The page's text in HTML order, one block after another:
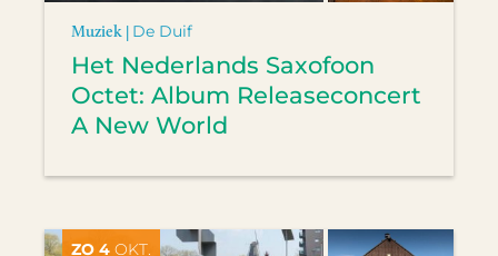
Muziek | De Duif
Het Nederlands Saxofoon
Octet: Album Releaseconcert
A New World
ZO 4 OKT.